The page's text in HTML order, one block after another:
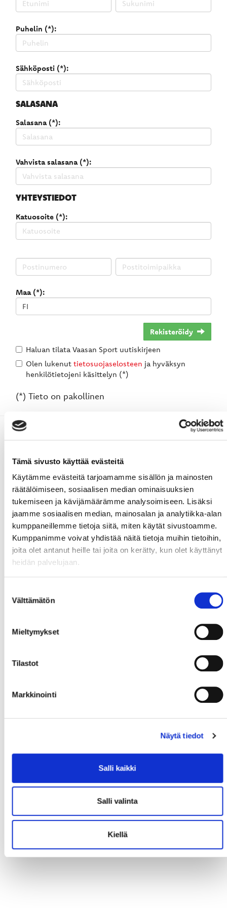
Tämä sivusto käyttää evästeitä
Käytämme evästeitä tarjoamamme sisällön ja mainosten
räätälöimiseen, sosiaalisen median ominaisuuksien
tukemiseen ja kävijämäärämme analysoimiseen. Lisäksi
jaamme sosiaalisen median, mainosalan ja analytiikka-alan
kumppaneillemme tietoja siitä, miten käytät sivustoamme.
Kumppanimme voivat yhdistää näitä tietoja muihin tietoihin,
joita olet antanut heille tai joita on kerätty, kun olet käyttänyt
heidän palvelujaan.
valinta
Välttämätön
Mieltymykset
Tilastot
Markkinointi
Näytä tiedot
Salli kaikki
Salli valinta
Kiellä
Puhelin (*):
Sähköposti (*):
SALASANA
Salasana (*):
Vahvista salasana (*):
YHTEYSTIEDOT
Katuosoite (*):
Maa (*):
Rekisteröidy
Haluan tilata Vaasan Sport uutiskirjeen
Olen lukenut tietosuojaselosteen ja hyväksyn
henkilötietojeni käsittelyn (*)
(*) Tieto on pakollinen